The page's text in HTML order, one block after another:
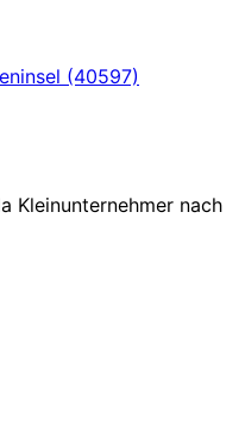
(40597)
Kleinunternehmer nach